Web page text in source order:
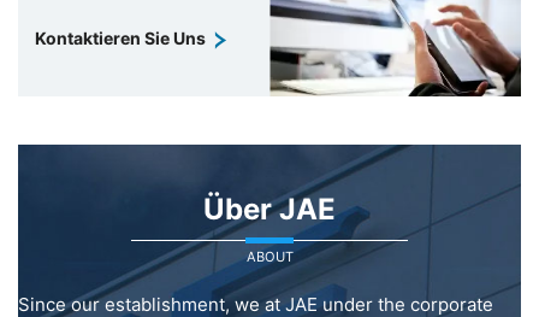
Kontaktieren Sie Uns
Über JAE
ABOUT
Since our establishment, we at JAE under the corporate